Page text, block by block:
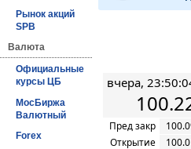
Рынок акций
SPB
Валюта
Официальные
курсы ЦБ
МосБиржа
Валютный
Forex
вчера,
Пред закр
Открытие